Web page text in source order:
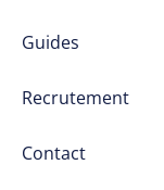
Guides
Recrutement
Contact